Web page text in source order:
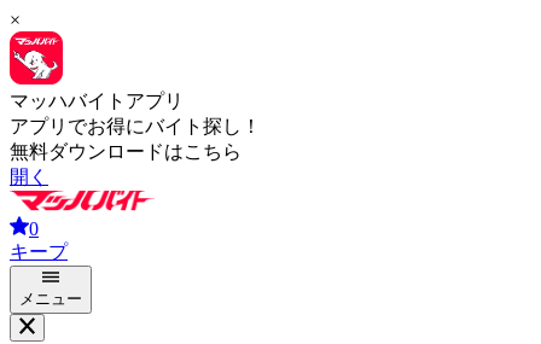
×
マッハバイトアプリ
アプリでお得にバイト探し！
無料ダウンロードはこちら
開く
0
キープ
メニュー